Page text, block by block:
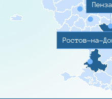
Ростов-на-
Пенза